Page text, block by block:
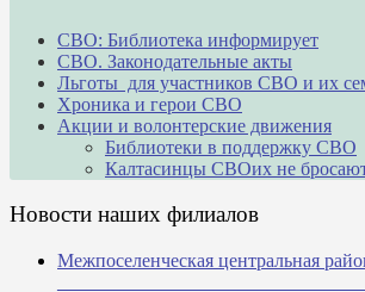
СВО: Библиотека информирует
СВО. Законодательные акты
Льготы для участников СВО и их
Хроника и герои СВО
Акции и волонтерские движения
Библиотеки в поддержку СВО
Калтасинцы СВОих не
Новости наших филиалов
Межпоселенческая центральная